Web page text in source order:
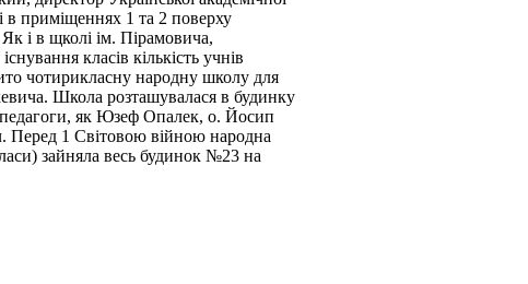
в приміщеннях 1 та 2 поверху
і в щколі ім. Пірамовича,
класів кількість учнів
чотирикласну народну школу для
Школа розташувалася в будинку
педагоги, як Юзеф Опалек, о. Йосип
Перед 1 Світовою війною народна
зайняла весь будинок №23 на